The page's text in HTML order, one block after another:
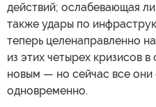
действий; ослабевающая
также удары по
теперь целенаправленно
из этих четырех кризисов в
новым — но сейчас все они
одновременно.